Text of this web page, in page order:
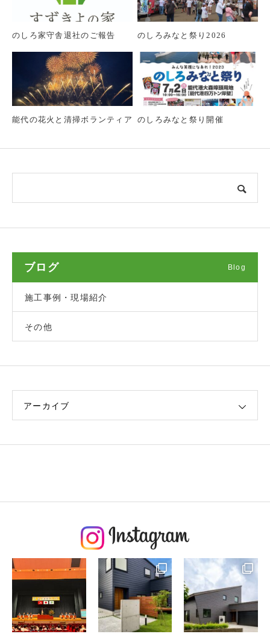
のしろ家守舎退社のご報告 のしろみなと祭り2026
能代の花火と清掃ボランティア のしろみなと祭り開催
ブログ Blog
施工事例・現場紹介
その他
アーカイブ